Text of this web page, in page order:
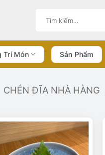
Tìm
Trí Món Sản Phẩm
CHÉN ĐĨA NHÀ HÀNG